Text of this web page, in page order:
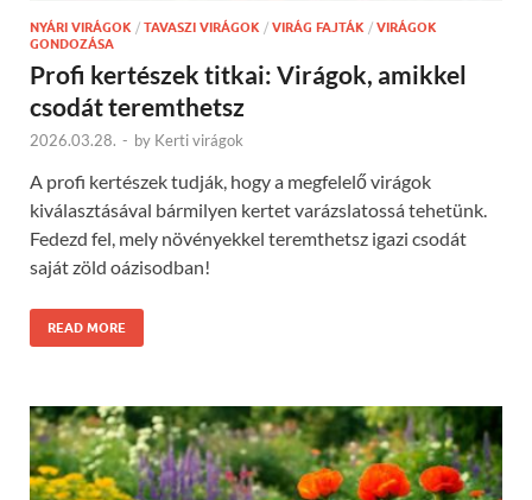
NYÁRI VIRÁGOK / TAVASZI VIRÁGOK / VIRÁG FAJTÁK / VIRÁGOK
GONDOZÁSA
Profi kertészek titkai: Virágok, amikkel
csodát teremthetsz
2026.03.28. - by Kerti virágok
A profi kertészek tudják, hogy a megfelelő virágok
kiválasztásával bármilyen kertet varázslatossá tehetünk.
Fedezd fel, mely növényekkel teremthetsz igazi csodát
saját zöld oázisodban!
READ MORE